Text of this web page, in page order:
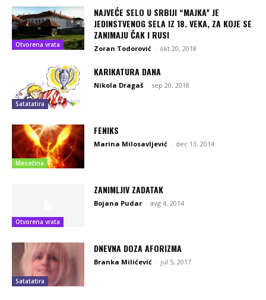
Otvorena vrata
NAJVEĆE SELO U SRBIJI “MAJKA” JE
JEDINSTVENOG SELA IZ 18. VEKA, ZA KOJE SE
ZANIMAJU ČAK I RUSI
Zoran Todorović - okt 20, 2018
Satatatira
KARIKATURA DANA
Nikola Dragaš - sep 20, 2018
Mesečina
FENIKS
Marina Milosavljević - dec 13, 2014
Otvorena vrata
ZANIMLJIV ZADATAK
Bojana Pudar - avg 4, 2014
Satatatira
DNEVNA DOZA AFORIZMA
Branka Milićević - jul 5, 2017